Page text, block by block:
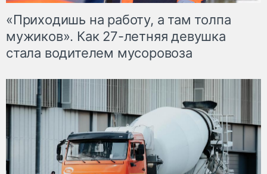
«Приходишь на работу, а там толпа
мужиков». Как 27-летняя девушка
стала водителем мусоровоза